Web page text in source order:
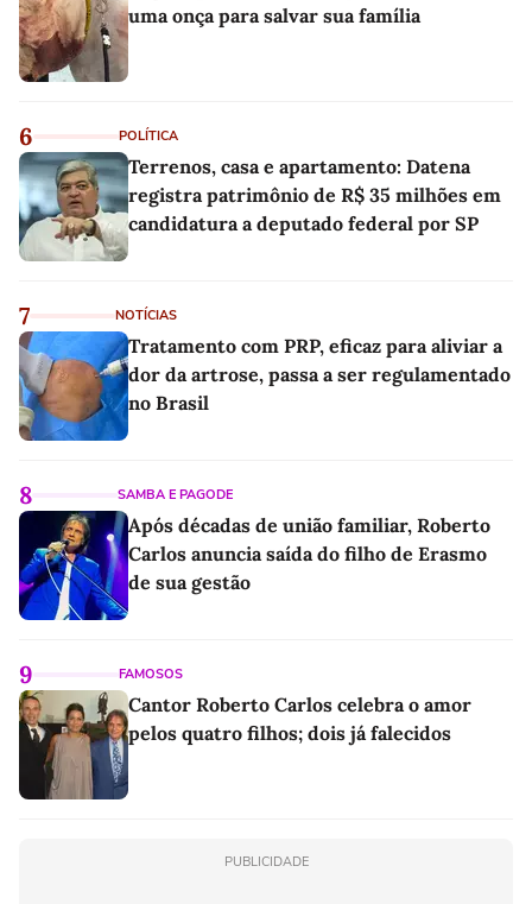
uma onça para salvar sua família
6 POLÍTICA
Terrenos, casa e apartamento: Datena
registra patrimônio de R$ 35 milhões em
candidatura a deputado federal por SP
7 NOTÍCIAS
Tratamento com PRP, eficaz para aliviar a
dor da artrose, passa a ser regulamentado
no Brasil
8 SAMBA E PAGODE
Após décadas de união familiar, Roberto
Carlos anuncia saída do filho de Erasmo
de sua gestão
9 FAMOSOS
Cantor Roberto Carlos celebra o amor
pelos quatro filhos; dois já falecidos
PUBLICIDADE